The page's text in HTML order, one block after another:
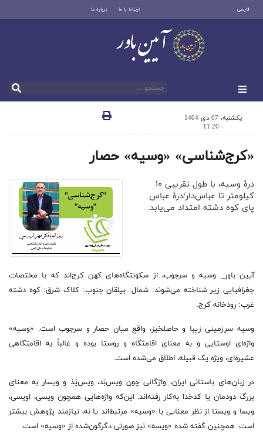
فارسی ارتباط با ما درباره ما
یکشنبه، 07 دی 1404
- 11:20
«کرج‌شناسی» «وسیه» حصار
درهٔ وسیه، با طول تقریبی ۱۰
کیلومتر تا عباس‌دار/درهٔ عباس
پای کوه دشته امتداد می‌یابد.
آیین باور_ وسیه و سرجوب، از سکونتگاه‌های کهن کرج‌اند که با مختصات
جغرافیایی زیر شناخته می‌شوند: شمال: بیلقان جنوب: کلاک شرق: کوه دشته
غرب: رودخانه کرج.
وسیه سرزمینی زیبا و حاصلخیز، واقع میان حصار و سرجوب است. «وسیه»
واژه‌ای اوستایی و به معنای اقامتگاه و روستا بوده و غالباً به اقامتگاهی
عشیره‌ای، ویژه یک قبیله، اطلاق می‌شده است.
در زبان‌های باستانی ایران، واژگانی چون ویس‌بَد، ویس‌پَذ و ویسار به معنای
بزرگ دودمان یا کدخدا به‌کار رفته‌اند. این‌که واژه‌هایی همچون ویسی، اویسی،
ویسا و ویستا از نظر معنایی با «وسیه» مرتبط‌اند یا نه، نیازمند پژوهش بیشتر
است. همچنین گفته شده «ویسه» نیز صورتی دگرگون‌شده از «وسیه» است.